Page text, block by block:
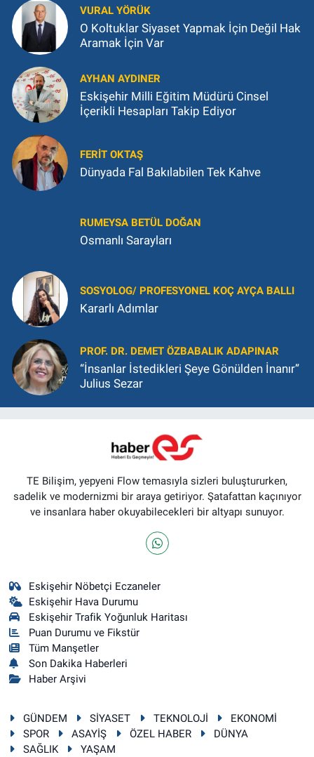
VURAL YÖRÜK
O Koltuklar Siyaset Yapmak İçin Değil Hak
Aramak İçin Var
AYHAN AYDINER
Eskişehir Milli Eğitim Müdürü Cinsel
İçerikli Hesapları Takip Ediyor
FERIT OKTAŞ
Dünyada Fal Bakılabilen Tek Kahve
RUMEYSA BETÜL DOĞAN
Osmanlı Sarayları
SOSYOLOG/ PROFESYONEL KOÇ AYÇA BALLI
Kararlı Adımlar
PROF. DR. DEMET ÖZBABALIK ADAPINAR
“İnsanlar İstedikleri Şeye Gönülden İnanır”
Julius Sezar
TE Bilişim, yepyeni Flow temasıyla sizleri buluştururken,
sadelik ve modernizmi bir araya getiriyor. Şatafattan kaçınıyor
ve insanlara haber okuyabilecekleri bir altyapı sunuyor.
Eskişehir Nöbetçi Eczaneler
Eskişehir Hava Durumu
Eskişehir Trafik Yoğunluk Haritası
Puan Durumu ve Fikstür
Tüm Manşetler
Son Dakika Haberleri
Haber Arşivi
GÜNDEM SİYASET TEKNOLOJİ
EKONOMİ
SPOR
ASAYİŞ ÖZEL HABER
DÜNYA
SAĞLIK
YAŞAM